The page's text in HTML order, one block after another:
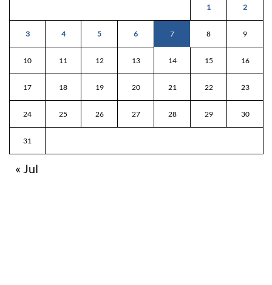
1 2
3 4 5 6 7 8 9
10 11 12 13 14 15 16
17 18 19 20 21 22 23
24 25 26 27 28 29 30
31
« Jul